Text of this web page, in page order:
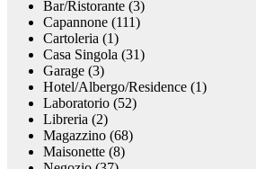
Bar/Ristorante (3)
Capannone (111)
Cartoleria (1)
Casa Singola (31)
Garage (3)
Hotel/Albergo/Residence (1)
Laboratorio (52)
Libreria (2)
Magazzino (68)
Maisonette (8)